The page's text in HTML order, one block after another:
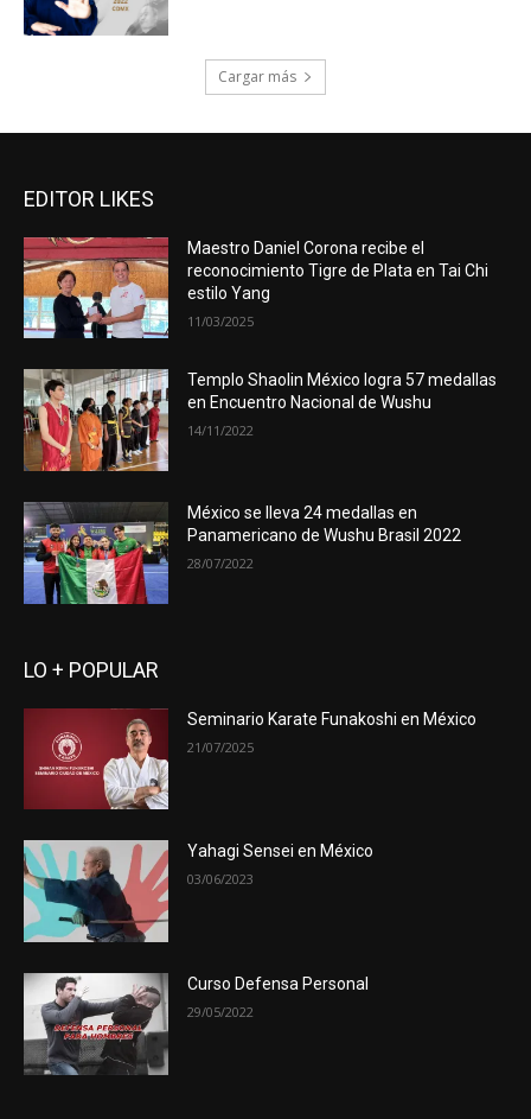
Cargar más
EDITOR LIKES
Maestro Daniel Corona recibe el
reconocimiento Tigre de Plata en Tai Chi
estilo Yang
11/03/2025
Templo Shaolin México logra 57 medallas
en Encuentro Nacional de Wushu
14/11/2022
México se lleva 24 medallas en
Panamericano de Wushu Brasil 2022
28/07/2022
LO + POPULAR
Seminario Karate Funakoshi en México
21/07/2025
Yahagi Sensei en México
03/06/2023
Curso Defensa Personal
29/05/2022